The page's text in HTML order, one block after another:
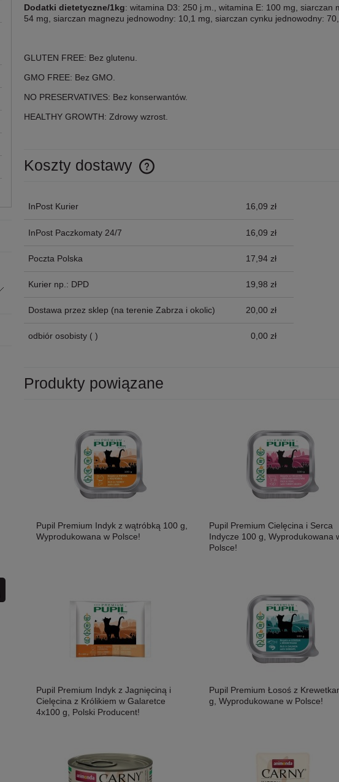
Dodatki dietetyczne/1kg: witamina D3: 250 j.m., witamina E: 100 mg,
54 mg, siarczan magnezu jednowodny: 10,1 mg, siarczan cynku jednowodny:
GLUTEN FREE: Bez glutenu.
GMO FREE: Bez GMO.
NO PRESERVATIVES: Bez konserwantów.
HEALTHY GROWTH: Zdrowy wzrost.
Koszty dostawy
InPost Kurier 16,09 zł
InPost Paczkomaty 24/7 16,09 zł
Poczta Polska 17,94 zł
Kurier np.: DPD 19,98 zł
Dostawa przez sklep (na terenie Zabrza i okolic) 20,00 zł
odbiór osobisty ( ) 0,00 zł
Produkty powiązane
Pupil Premium Indyk z wątróbką 100 g,
Wyprodukowana w Polsce!
Pupil Premium Cielęcina i Serca
Indycze 100 g, Wyprodukowana
Polsce!
Pupil Premium Indyk z Jagnięciną i
Cielęcina z Królikiem w Galaretce
4x100 g, Polski Producent!
Pupil Premium Łosoś z
g, Wyprodukowane w Polsce!